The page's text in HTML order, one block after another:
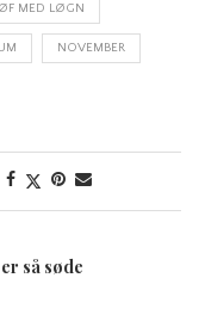
MED LØGN
NOVEMBER
så søde